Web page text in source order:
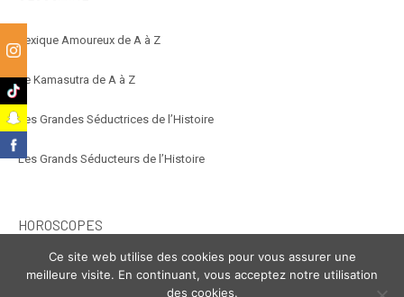
Lexique Amoureux de A à Z
Le Kamasutra de A à Z
Les Grandes Séductrices de l’Histoire
Les Grands Séducteurs de l’Histoire
HOROSCOPES
Éroscope
Ce site web utilise des cookies pour vous assurer une
meilleure visite. En continuant, vous acceptez notre utilisation
des cookies.